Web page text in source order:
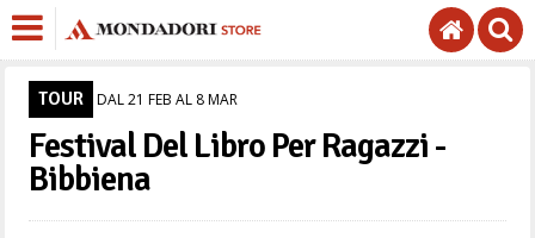
TOUR DAL 21 FEB AL 8 MAR
Festival Del Libro Per Ragazzi -
Bibbiena